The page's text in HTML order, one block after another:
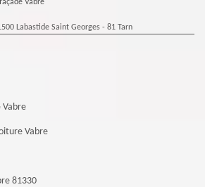
Vabre
Labastide Saint Georges - 81 Tarn
Vabre
Vabre
81330